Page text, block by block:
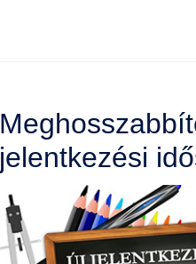
jelentkezési